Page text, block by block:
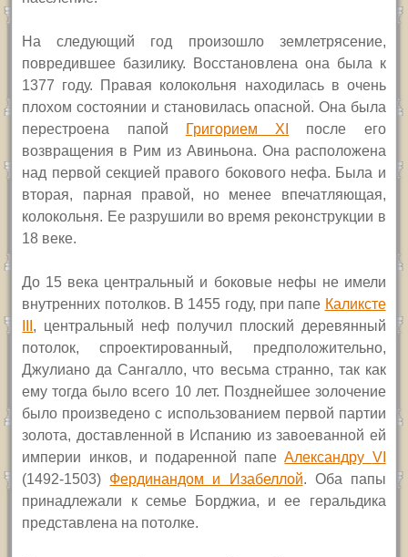
На следующий год произошло землетрясение,
повредившее базилику. Восстановлена она была к
1377 году. Правая колокольня находилась в очень
плохом состоянии и становилась опасной. Она была
перестроена папой
Григорием XI
после его
возвращения в Рим из Авиньона. Она расположена
над первой секцией правого бокового нефа. Была и
вторая, парная правой, но менее впечатляющая,
колокольня. Ее разрушили во время реконструкции в
18 веке.
До 15 века центральный и боковые нефы не имели
внутренних потолков. В 1455 году, при папе Каликсте
, центральный неф получил плоский деревянный
потолок, спроектированный, предположительно,
Джулиано да Сангалло, что весьма странно, так как
ему тогда было всего 10 лет. Позднейшее золочение
было произведено с использованием первой партии
золота, доставленной в Испанию из завоеванной ей
империи инков, и подаренной папеАлександру VI
(1492-1503) Фердинандом и Изабеллой. Оба папы
принадлежали к семье Борджиа, и ее геральдика
представлена на потолке.